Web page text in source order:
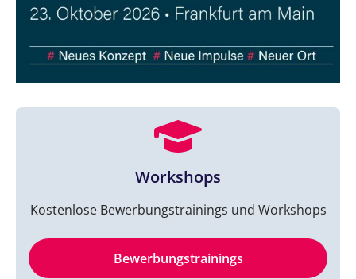
Workshops
Kostenlose Bewerbungstrainings und Workshops
Bewerbungstrainings